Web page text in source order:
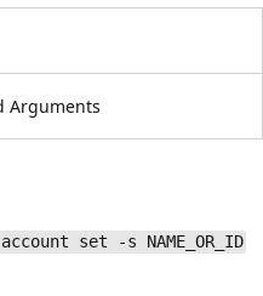
Arguments
set -s NAME_OR_ID